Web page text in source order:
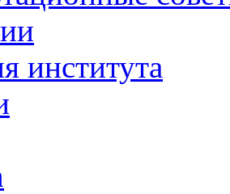
института